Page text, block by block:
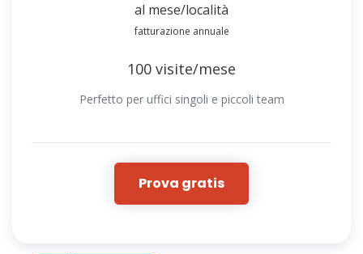
al mese/località
fatturazione annuale
100 visite/mese
Perfetto per uffici singoli e piccoli team
Prova gratis